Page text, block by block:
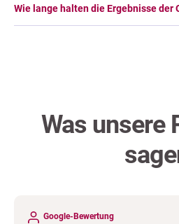
Wie lange halten die Ergebnisse der
Was unsere